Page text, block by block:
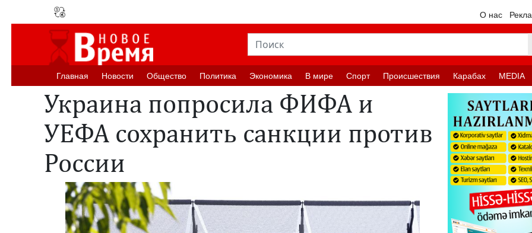
О нас
Главная Новости Oбщество Политика Экономика В мире Спорт Происшествия Карабах MEDIA
Украина попросила ФИФА и
УЕФА сохранить санкции против
России